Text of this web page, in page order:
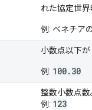
れた協定世界
例: ベネチア
小数点以下
例: 100.30
整数小数点数
例: 123